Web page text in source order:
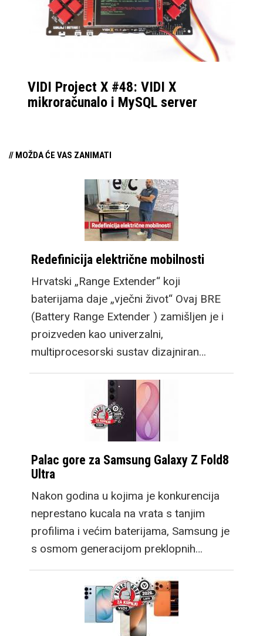
VIDI Project X #48: VIDI X
mikroračunalo i MySQL server
// MOŽDA ĆE VAS ZANIMATI
Redefinicija električne mobilnosti
Hrvatski „Range Extender“ koji
baterijama daje „vječni život“ Ovaj BRE
(Battery Range Extender ) zamišljen je i
proizveden kao univerzalni,
multiprocesorski sustav dizajniran…
Palac gore za Samsung Galaxy Z Fold8
Ultra
Nakon godina u kojima je konkurencija
neprestano kucala na vrata s tanjim
profilima i većim baterijama, Samsung je
s osmom generacijom preklopnih…